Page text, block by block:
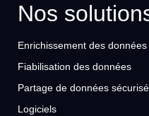
Nos
Enrichissement des données
Fiabilisation des données
Partage de données sécurisé
Logiciels